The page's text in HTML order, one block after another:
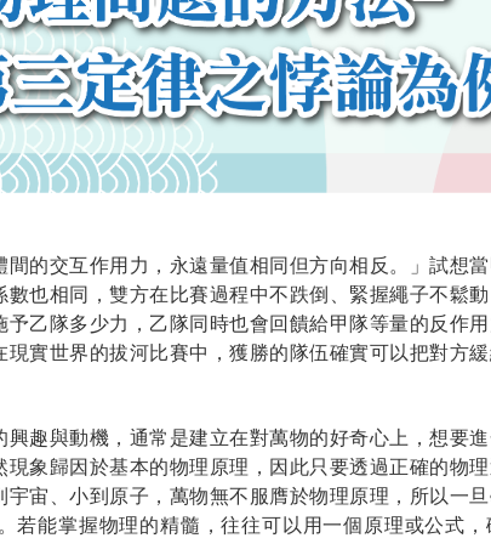
的交互作用力，永遠量值相同但方向相反。」試想
也相同，雙方在比賽過程中不跌倒、緊握繩子不鬆
乙隊多少力，乙隊同時也會回饋給甲隊等量的反作
實世界的拔河比賽中，獲勝的隊伍確實可以把對方
趣與動機，通常是建立在對萬物的好奇心上，想要
象歸因於基本的物理原理，因此只要透過正確的物
宙、小到原子，萬物無不服膺於物理原理，所以一
若能掌握物理的精髓，往往可以用一個原理或公式